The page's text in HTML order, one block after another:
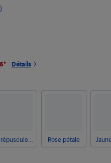
* Détails
Crépuscule bleu Rose pétale